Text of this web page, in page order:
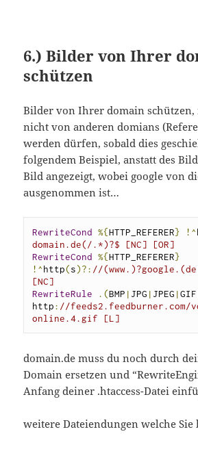
6.) Bilder von Ihrer
schützen
Bilder von Ihrer domain schützen,
nicht von anderen domians
werden dürfen, sobald dies
folgendem Beispiel, anstatt des
Bild angezeigt, wobei google von
ausgenommen ist…
RewriteCond %{HTTP_REFERER} !^
domain.de(/.*)?$ [NC] [OR]
RewriteCond %{HTTP_REFERER}
!^http(s)?: //
[NC]
RewriteRule
.(BMP | JPG | JPEG |GIF
http: //feeds2.feedburner.com/
online.4.gif [L]
domain.de muss du noch durch
Domain ersetzen und
Anfang deiner .htaccess-Datei
weitere Dateiendungen welche